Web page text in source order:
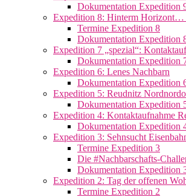
Dokumentation Expedition
Expedition 8: Hinterm Horizont…
Termine Expedition 8
Dokumentation Expedition
Expedition 7 „spezial“:
Dokumentation Expedition
Expedition 6: Lenes Nachbarn
Dokumentation Expedition
Expedition 5: Reudnitz
Dokumentation Expedition
Expedition 4: Kontaktaufnahme
Dokumentation Expedition
Expedition 3: Sehnsucht
Termine Expedition 3
Die #Nachbarschafts-
Dokumentation Expedition
Expedition 2: Tag der offenen
Termine Expedition 2